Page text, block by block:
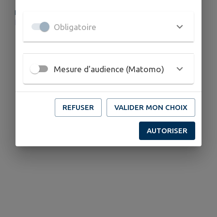
PLUS D'INFORMATIONS
Obligatoire
Mesure d'audience (Matomo)
REFUSER VALIDER MON CHOIX
AUTORISER